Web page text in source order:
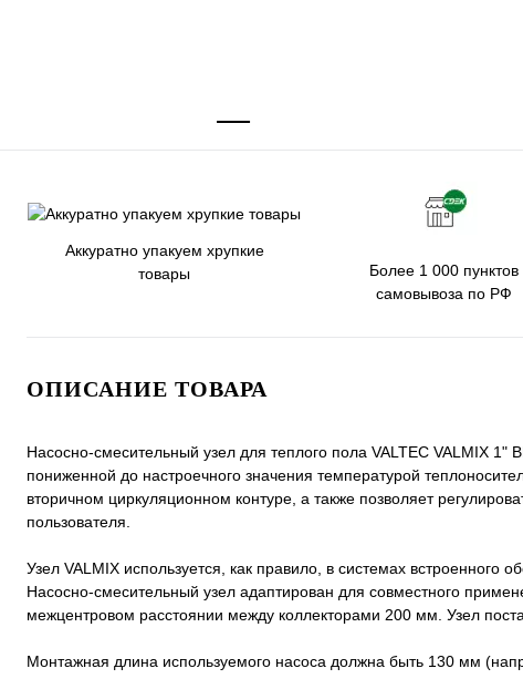
Аккуратно упакуем хрупкие
товары
Более 1 000 пунктов
самовывоза по РФ
ОПИСАНИЕ ТОВАРА
Насосно-смесительный узел для теплого пола VALTEC VALMIX 1"
пониженной до настроечного значения температурой
вторичном циркуляционном контуре, а также позволяет
пользователя.
Узел VALMIX используется, как правило, в системах встроенного
Насосно-смесительный узел адаптирован для совместного
межцентровом расстоянии между коллекторами 200 мм. Узел
Монтажная длина используемого насоса должна быть 130 мм